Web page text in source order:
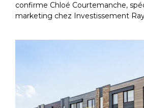
confirme Chloé Courtemanche,
marketing chez Investissement